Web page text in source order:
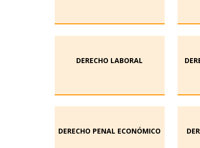
DERECHO LABORAL
DERECHO PENAL ECONÓMICO